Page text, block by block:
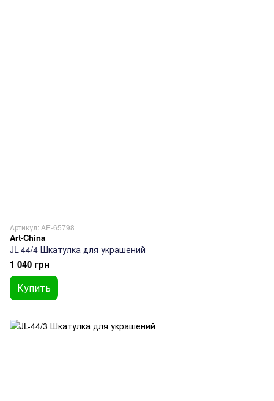
Артикул: AE-65798
Art-China
JL-44/4 Шкатулка для украшений
1 040 грн
Купить